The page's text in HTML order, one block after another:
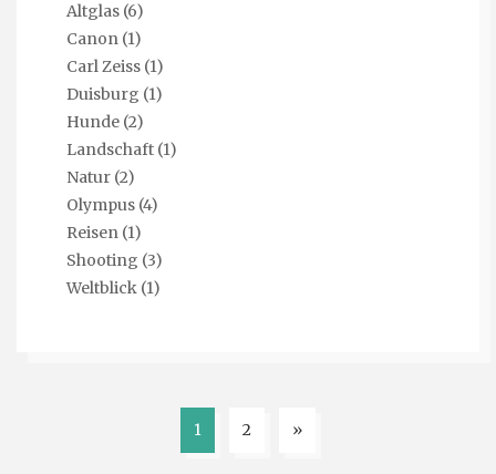
Altglas (6)
Canon (1)
Carl Zeiss (1)
Duisburg (1)
Hunde (2)
Landschaft (1)
Natur (2)
Olympus (4)
Reisen (1)
Shooting (3)
Weltblick (1)
1 2 »